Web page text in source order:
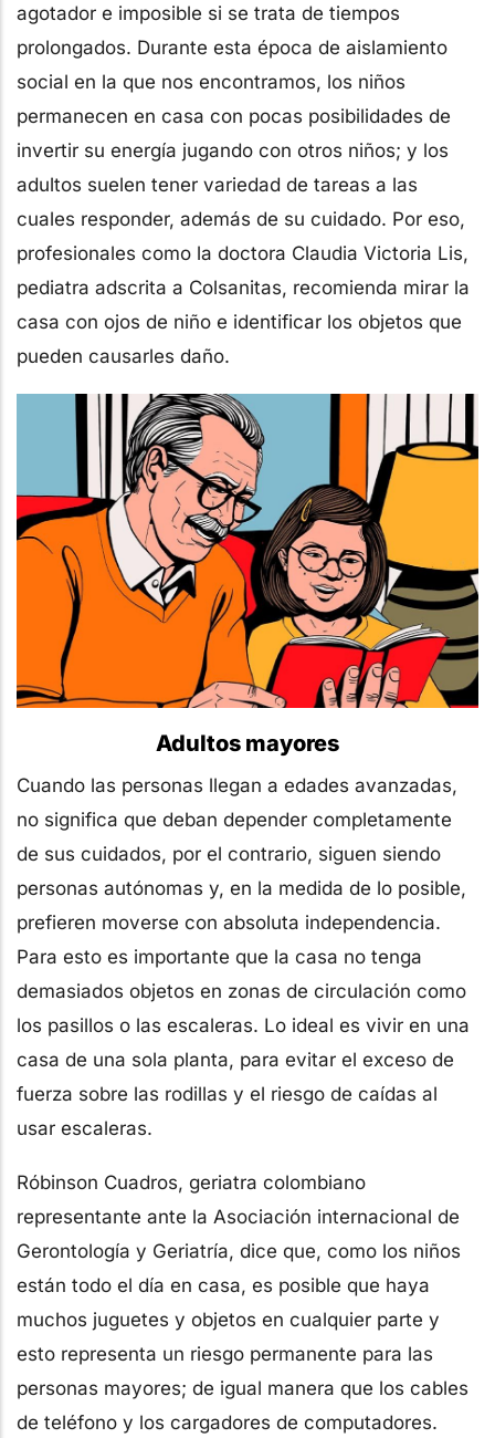
agotador e imposible si se trata de tiempos
prolongados. Durante esta época de aislamiento
social en la que nos encontramos, los niños
permanecen en casa con pocas posibilidades de
invertir su energía jugando con otros niños; y los
adultos suelen tener variedad de tareas a las
cuales responder, además de su cuidado. Por eso,
profesionales como la doctora Claudia Victoria Lis,
pediatra adscrita a Colsanitas, recomienda mirar la
casa con ojos de niño e identificar los objetos que
pueden causarles daño.
Adultos mayores
Cuando las personas llegan a edades avanzadas,
no significa que deban depender completamente
de sus cuidados, por el contrario, siguen siendo
personas autónomas y, en la medida de lo posible,
prefieren moverse con absoluta independencia.
Para esto es importante que la casa no tenga
demasiados objetos en zonas de circulación como
los pasillos o las escaleras. Lo ideal es vivir en una
casa de una sola planta, para evitar el exceso de
fuerza sobre las rodillas y el riesgo de caídas al
usar escaleras.
Róbinson Cuadros, geriatra colombiano
representante ante la Asociación internacional de
Gerontología y Geriatría, dice que, como los niños
están todo el día en casa, es posible que haya
muchos juguetes y objetos en cualquier parte y
esto representa un riesgo permanente para las
personas mayores; de igual manera que los cables
de teléfono y los cargadores de computadores.